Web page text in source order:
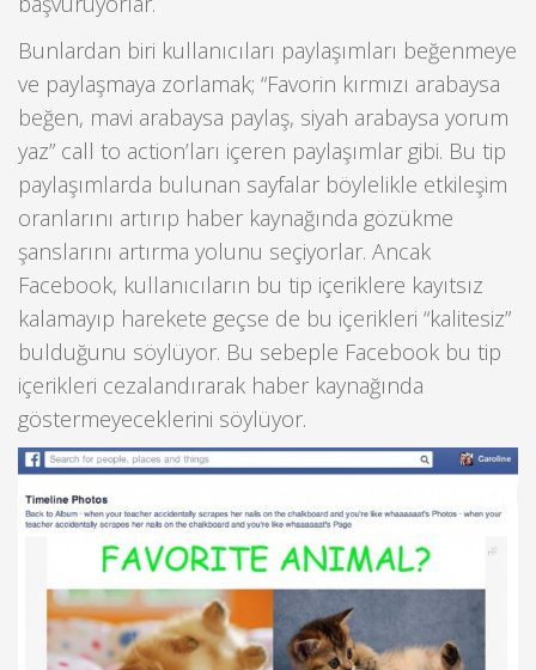
Bunlardan biri kullanıcıları paylaşımları beğenmeye
ve paylaşmaya zorlamak; “Favorin kırmızı arabaysa
beğen, mavi arabaysa paylaş, siyah arabaysa yorum
yaz” call to action’ları içeren paylaşımlar gibi. Bu tip
paylaşımlarda bulunan sayfalar böylelikle etkileşim
oranlarını artırıp haber kaynağında gözükme
şanslarını artırma yolunu seçiyorlar. Ancak
Facebook, kullanıcıların bu tip içeriklere kayıtsız
kalamayıp harekete geçse de bu içerikleri “kalitesiz”
bulduğunu söylüyor. Bu sebeple Facebook bu tip
içerikleri cezalandırarak haber kaynağında
göstermeyeceklerini söylüyor.